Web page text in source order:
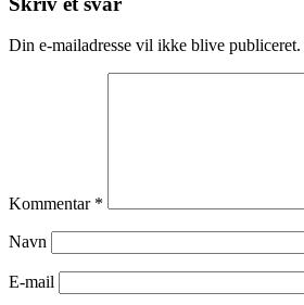
Din e-mailadresse vil ikke blive publiceret.
Kommentar *
Navn
E-mail